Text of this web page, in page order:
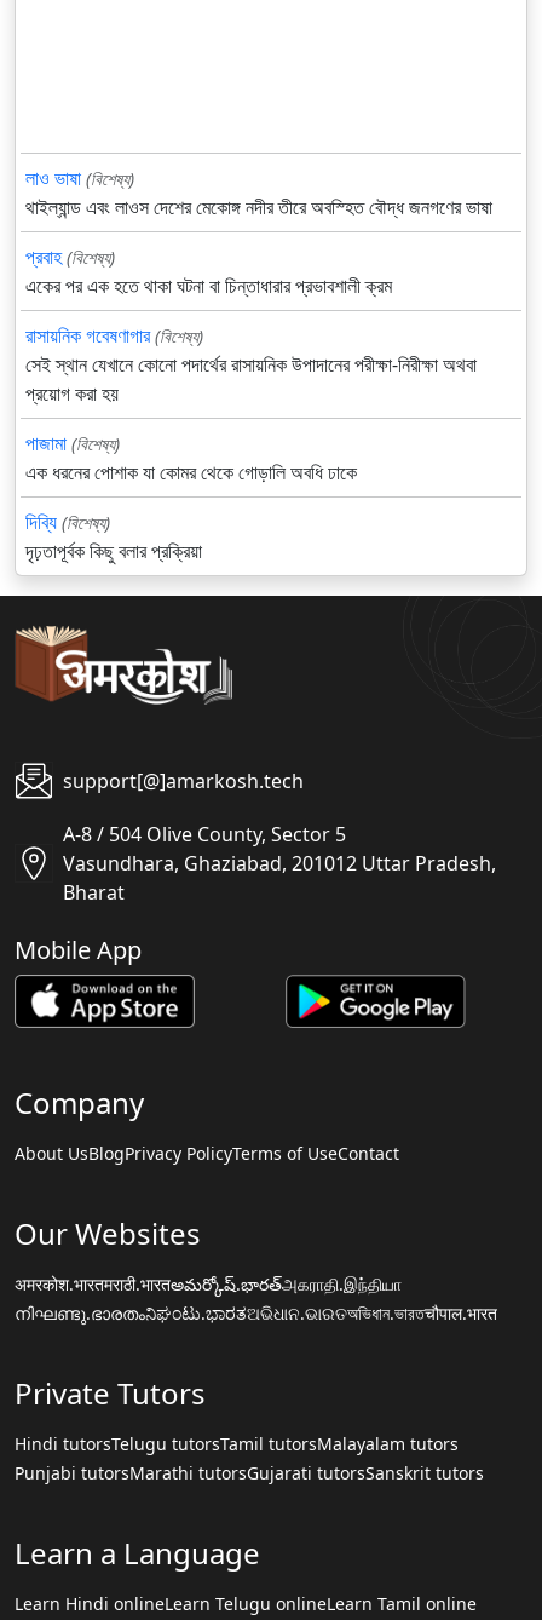
লাও ভাষা (বিশেষ্য)
থাইল্যান্ড এবং লাওস দেশের মেকোঙ্গ নদীর তীরে অবস্হিত বৌদ্ধ জনগণের ভাষা
প্রবাহ (বিশেষ্য)
একের পর এক হতে থাকা ঘটনা বা চিন্তাধারার প্রভাবশালী ক্রম
রাসায়নিক গবেষণাগার (বিশেষ্য)
সেই স্থান যেখানে কোনো পদার্থের রাসায়নিক উপাদানের পরীক্ষা-নিরীক্ষা অথবা
প্রয়োগ করা হয়
পাজামা (বিশেষ্য)
এক ধরনের পোশাক যা কোমর থেকে গোড়ালি অবধি ঢাকে
দিব্যি (বিশেষ্য)
দৃঢ়তাপূর্বক কিছু বলার প্রক্রিয়া
support[@]amarkosh.tech
A-8 / 504 Olive County, Sector 5
Vasundhara, Ghaziabad, 201012 Uttar Pradesh,
Bharat
Mobile App
Company
About UsBlogPrivacy PolicyTerms of UseContact
Our Websites
अमरकोश.भारतमराठी.भारतఅమర్కోష్.భారత్அகராதி.இந்தியா
നിഘണ്ടു.ഭാരതംನಿಘಂಟು.ಭಾರತଅଭିଧାନ.ଭାରତঅভিধান.ভারতचौपाल.भारत
Private Tutors
Hindi tutorsTelugu tutorsTamil tutorsMalayalam tutors
Punjabi tutorsMarathi tutorsGujarati tutorsSanskrit tutors
Learn a Language
Learn Hindi onlineLearn Telugu onlineLearn Tamil online